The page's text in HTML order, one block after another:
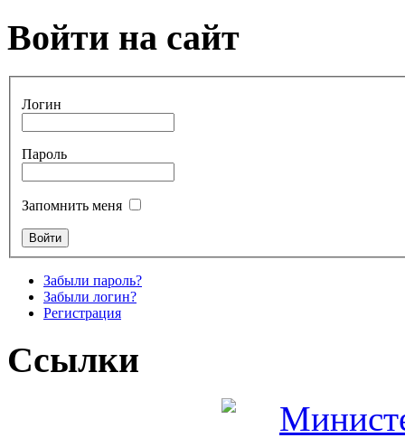
Войти на сайт
Логин
Пароль
Запомнить меня
Забыли пароль?
Забыли логин?
Регистрация
Ссылки